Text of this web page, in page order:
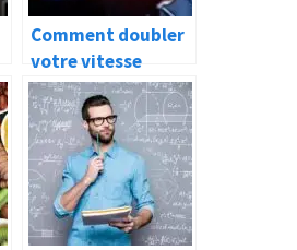
Comment doubler
votre vitesse
d’apprentissage ? -
Jim Kwik-